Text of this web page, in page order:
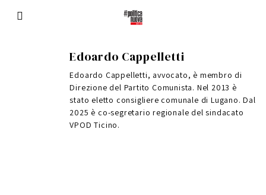
Edoardo Cappelletti
Edoardo Cappelletti, avvocato, è membro di
Direzione del Partito Comunista. Nel 2013 è
stato eletto consigliere comunale di Lugano. Dal
2025 è co-segretario regionale del sindacato
VPOD Ticino.